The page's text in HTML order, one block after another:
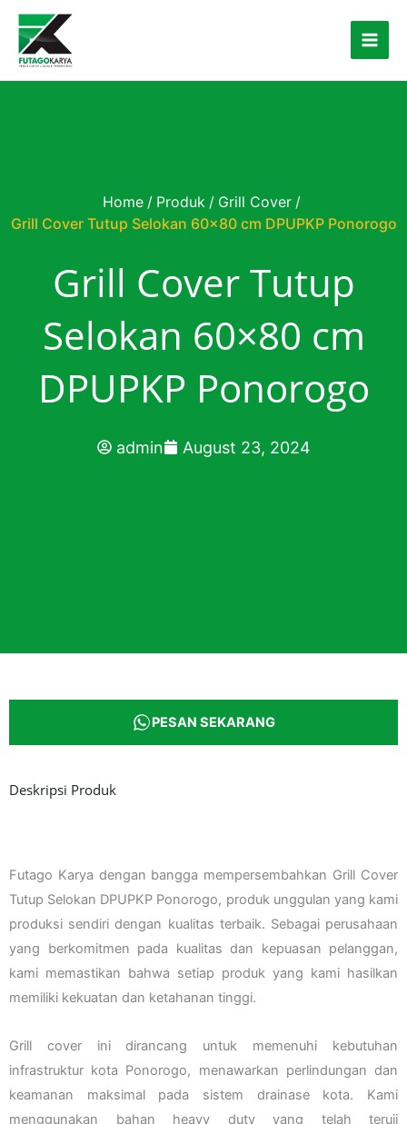
Skip to content
Home / Produk / Grill Cover /
Grill Cover Tutup Selokan 60×80 cm DPUPKP Ponorogo
Grill Cover Tutup
Selokan 60×80 cm
DPUPKP Ponorogo
admin August 23, 2024
PESAN SEKARANG
Deskripsi Produk
Futago Karya dengan bangga mempersembahkan Grill Cover
Tutup Selokan DPUPKP Ponorogo, produk unggulan yang kami
produksi sendiri dengan kualitas terbaik. Sebagai perusahaan
yang berkomitmen pada kualitas dan kepuasan pelanggan,
kami memastikan bahwa setiap produk yang kami hasilkan
memiliki kekuatan dan ketahanan tinggi.
Grill cover ini dirancang untuk memenuhi kebutuhan
infrastruktur kota Ponorogo, menawarkan perlindungan dan
keamanan maksimal pada sistem drainase kota. Kami
menggunakan bahan heavy duty yang telah teruji